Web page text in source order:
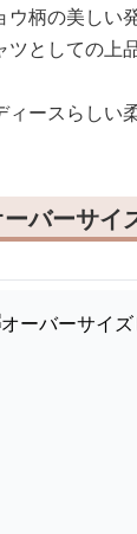
ウ柄の美しい
ツとしての上
ィースらしい
バーサイ